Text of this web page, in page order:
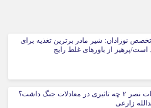
نوزادان: شیر مادر برترین تغذیه برای
است/پرهیز از باورهای غلط رایج
عملیات نصر ۲ چه تاثیری در معادلات جنگ داشت؟
زارعی